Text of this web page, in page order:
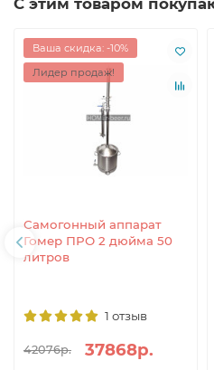
С этим товаром
Ваша скидка: -10%
Лидер продаж!
Самогонный аппарат
Гомер ПРО 2 дюйма 50
литров
1 отзыв
42076р. 37868р.